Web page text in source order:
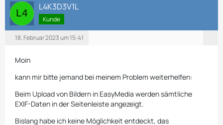
L4K3D3V1L
Kunde
18. Februar 2023 um 15:41
Moin
kann mir bitte jemand bei meinem Problem weiterhelfen:
Beim Upload von Bildern in EasyMedia werden sämtliche
EXIF-Daten in der Seitenleiste angezeigt.
Bislang habe ich keine Möglichkeit entdeckt, das